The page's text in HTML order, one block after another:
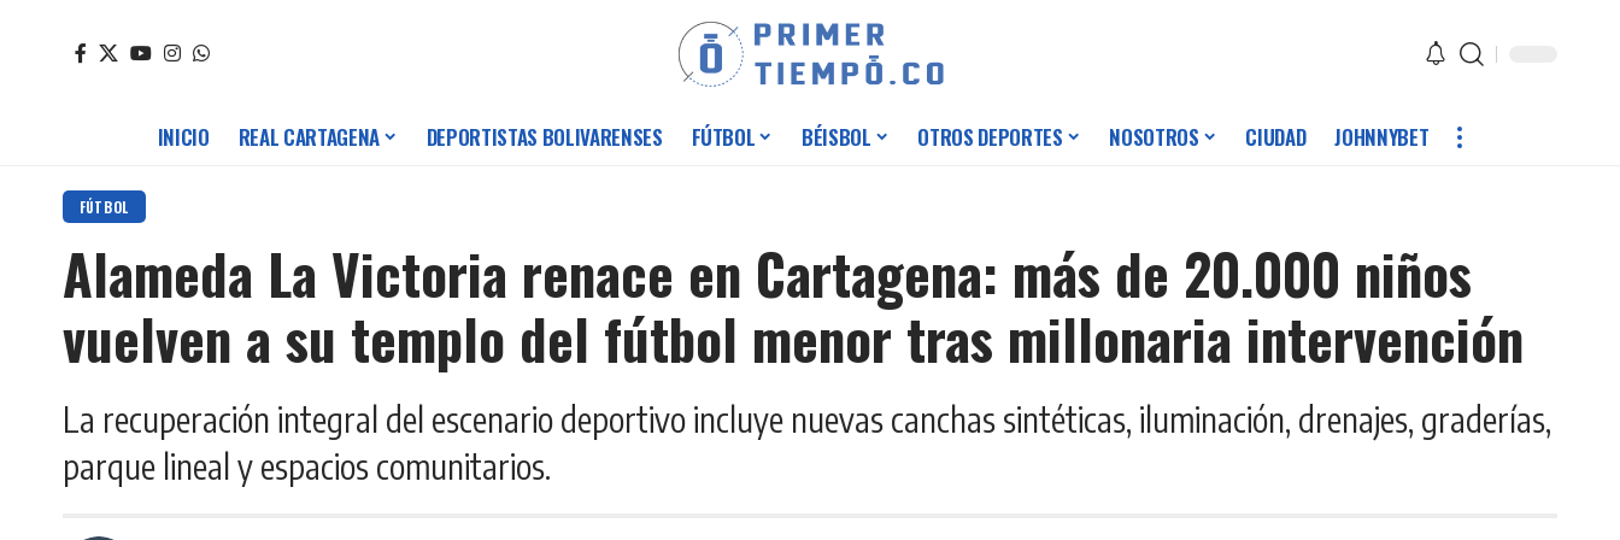
INICIO REAL CARTAGENA DEPORTISTAS BOLIVARENSES FÚTBOL BÉISBOL OTROS DEPORTES NOSOTROS CIUDAD JOHNNYBET
FÚTBOL
Alameda La Victoria renace en Cartagena: más de 20.000 niños
vuelven a su templo del fútbol menor tras millonaria intervención
La recuperación integral del escenario deportivo incluye nuevas canchas sintéticas, iluminación, drenajes, graderías,
parque lineal y espacios comunitarios.